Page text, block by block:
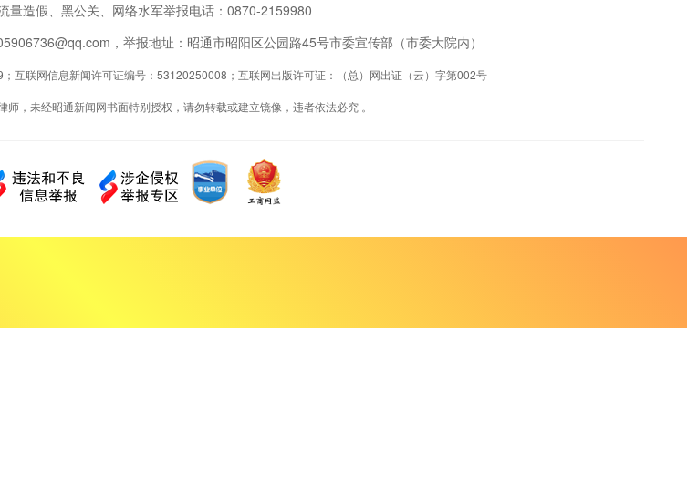
量造假、黑公关、网络水军举报电话：0870-2159980
，举报地址：昭通市昭阳区公园路45号市委宣传部（市委大院内）
互联网信息新闻许可证编号：53120250008；互联网出版许可证：（总）网出证（云）字第002号
，未经昭通新闻网书面特别授权，请勿转载或建立镜像，违者依法必究 。